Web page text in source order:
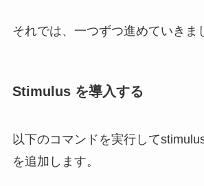
それでは、一つずつ進めていきま
Stimulus を導入する
以下のコマンドを実行して
を追加します。